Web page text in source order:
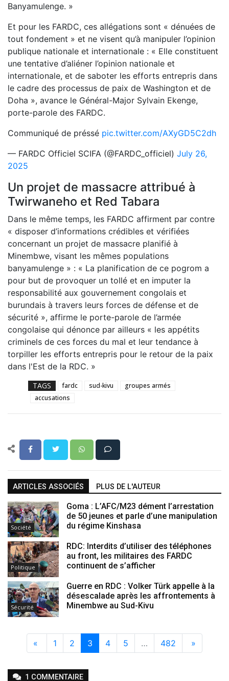
Banyamulenge. »
Et pour les FARDC, ces allégations sont « dénuées de
tout fondement » et ne visent qu’à manipuler l’opinion
publique nationale et internationale : « Elle constituent
une tentative d’aliéner l’opinion nationale et
internationale, et de saboter les efforts entrepris dans
le cadre des processus de paix de Washington et de
Doha », avance le Général-Major Sylvain Ekenge,
porte-parole des FARDC.
Communiqué de préssé pic.twitter.com/AXyGD5C2dh
— FARDC Officiel SCIFA (@FARDC_officiel) July 26,
2025
Un projet de massacre attribué à
Twirwaneho et Red Tabara
Dans le même temps, les FARDC affirment par contre
« disposer d’informations crédibles et vérifiées
concernant un projet de massacre planifié à
Minembwe, visant les mêmes populations
banyamulenge » : « La planification de ce pogrom a
pour but de provoquer un tollé et en imputer la
responsabilité aux gouvernement congolais et
burundais à travers leurs forces de défense et de
sécurité », affirme le porte-parole de l’armée
congolaise qui dénonce par ailleurs « les appétits
criminels de ces forces du mal et leur tendance à
torpiller les efforts entrepris pour le retour de la paix
dans l'Est de la RDC. »
TAGS fardc sud-kivu
groupes armés
accusations
ARTICLES ASSOCIÉS PLUS DE L'AUTEUR
Société
Goma : L’AFC/M23 dément l’arrestation
de 50 jeunes et parle d’une manipulation
du régime Kinshasa
Politique
RDC: Interdits d’utiliser des téléphones
au front, les militaires des FARDC
continuent de s’afficher
Sécurité
Guerre en RDC : Volker Türk appelle à la
désescalade après les affrontements à
Minembwe au Sud-Kivu
« 1 2 3 4 5 … 482 »
1 COMMENTAIRE